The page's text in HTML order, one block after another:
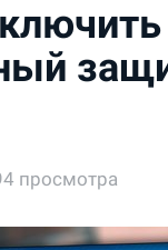
просмотра